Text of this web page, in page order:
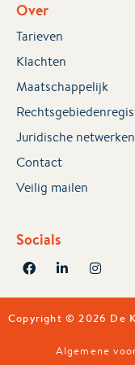
Over
Tarieven
Klachten
Maatschappelijk
Juridische
Contact
Veilig mailen
Socials
Copyright © 2026 De
Algemene